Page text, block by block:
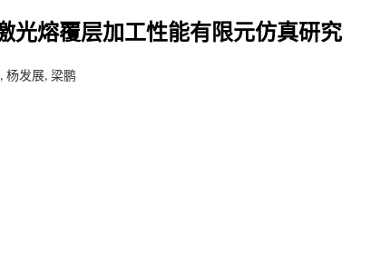
光熔覆层加工性能有限元仿真研究
杨发展, 梁鹏